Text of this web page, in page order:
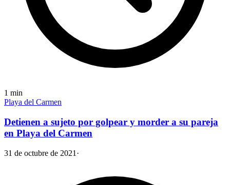
1 min
Playa del Carmen
Detienen a sujeto por golpear y morder a su pareja
en Playa del Carmen
31 de octubre de 2021 ·